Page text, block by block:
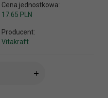
Cena jednostkowa:
17.65 PLN
Producent:
Vitakraft